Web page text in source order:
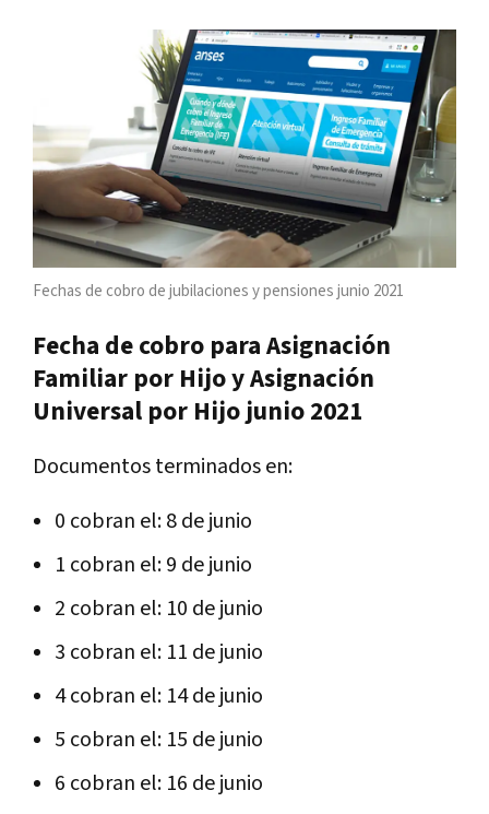
Fechas de cobro de jubilaciones y pensiones junio 2021
Fecha de cobro para Asignación
Familiar por Hijo y Asignación
Universal por Hijo junio 2021
Documentos terminados en:
0 cobran el: 8 de junio
1 cobran el: 9 de junio
2 cobran el: 10 de junio
3 cobran el: 11 de junio
4 cobran el: 14 de junio
5 cobran el: 15 de junio
6 cobran el: 16 de junio